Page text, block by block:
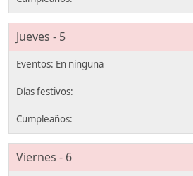
Jueves - 5
Viernes - 6